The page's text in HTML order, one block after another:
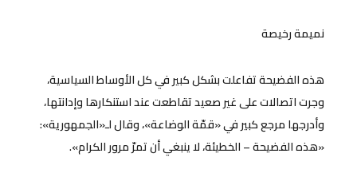
نميمة رخيصة
هذه الفضيحة تفاعلت بشكل كبير في كل الأوساط السياسية،
وجرت اتصالات على غير صعيد تقاطعت عند استنكارها وإدانتها،
وأدرجها مرجع كبير في «قمّة الوضاعة»، وقال لـ«الجمهورية»:
«هذه الفضيحة – الخطيئة، لا ينبغي أن تمرّ مرور الكرام».